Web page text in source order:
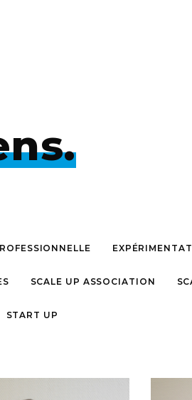
SCALE UP ASSOCIATION
START UP